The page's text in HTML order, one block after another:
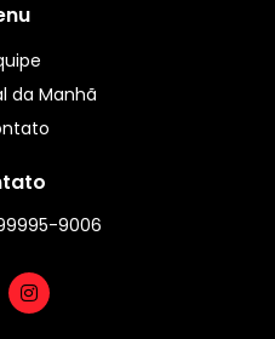
da Manhã
9006